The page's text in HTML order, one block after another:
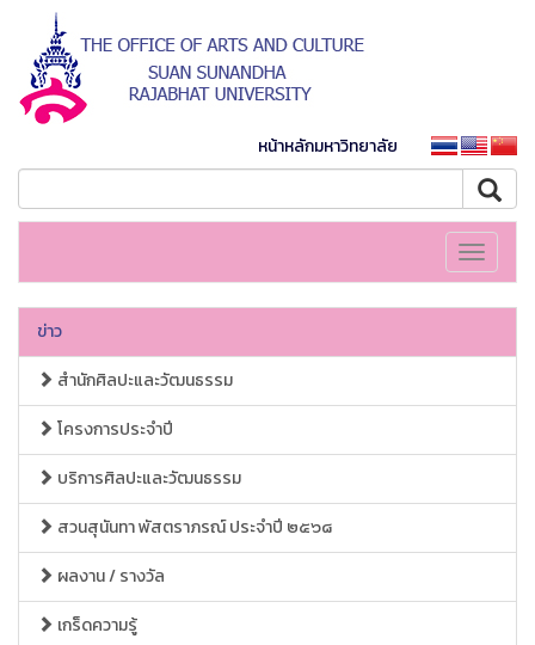
หน้าหลักมหาวิทยาลัย
Toggle
ข่าว
สำนักศิลปะและวัฒนธรรม
โครงการประจำปี
บริการศิลปะและวัฒนธรรม
สวนสุนันทา พัสตราภรณ์ ประจำปี ๒๕๖๘
ผลงาน / รางวัล
เกร็ดความรู้